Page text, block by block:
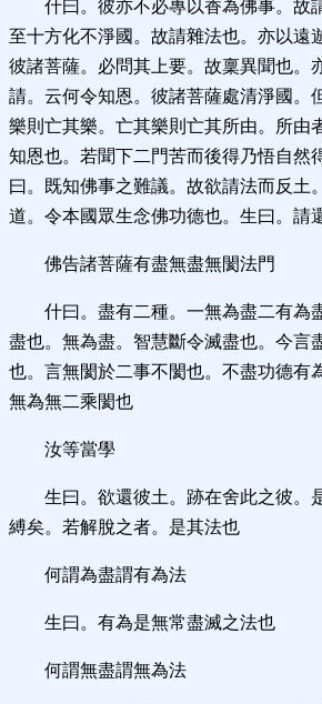
什曰。彼亦不必專以香為佛事。故
至十方化不淨國。故請雜法也。亦以遠
彼諸菩薩。必問其上要。故稟異聞也。
請。云何令知恩。彼諸菩薩處清淨國。
樂則亡其樂。亡其樂則亡其所由。所由
知恩也。若聞下二門苦而後得乃悟自然
曰。既知佛事之難議。故欲請法而反土
道。令本國眾生念佛功德也。生曰。請
佛告諸菩薩有盡無盡無閡法門
什曰。盡有二種。一無為盡二有為
盡也。無為盡。智慧斷令滅盡也。今言
也。言無閡於二事不閡也。不盡功德有
無為無二乘閡也
汝等當學
生曰。欲還彼土。跡在舍此之彼。
縛矣。若解脫之者。是其法也
何謂為盡謂有為法
生曰。有為是無常盡滅之法也
何謂無盡謂無為法